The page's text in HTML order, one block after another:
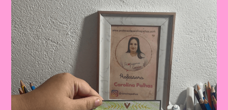
A
Importância
Da
Figura
Paterna